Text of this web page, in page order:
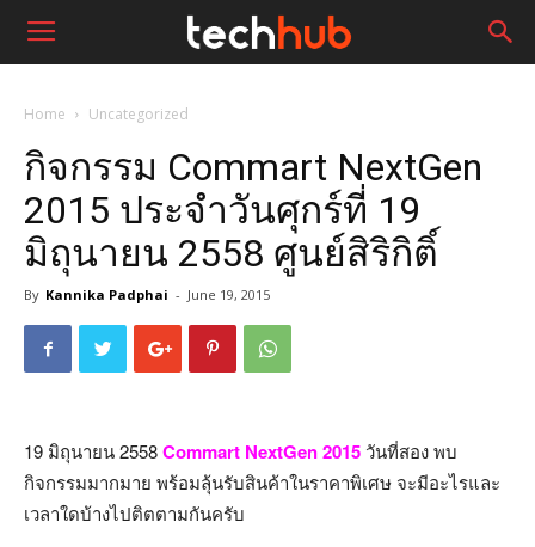
Home Uncategorized
กิจกรรม Commart NextGen
2015 ประจำวันศุกร์ที่ 19
มิถุนายน 2558 ศูนย์สิริกิติ์
By Kannika Padphai - June 19, 2015
19 มิถุนายน 2558Commart NextGen 2015 วันที่สอง พบ
กิจกรรมมากมาย พร้อมลุ้นรับสินค้าในราคาพิเศษ จะมีอะไรและ
เวลาใดบ้างไปติตตามกันครับ